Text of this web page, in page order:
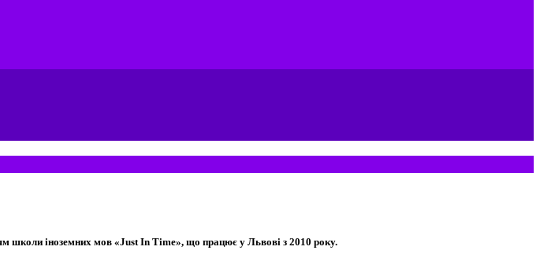
школи іноземних мов «Just In Time», що працює у Львові з 2010 року.